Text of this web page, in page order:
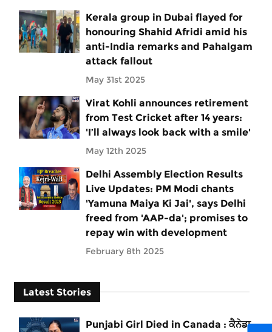
Kerala group in Dubai flayed for
honouring Shahid Afridi amid his
anti-India remarks and Pahalgam
attack fallout
May 31st 2025
Virat Kohli announces retirement
from Test Cricket after 14 years:
'I’ll always look back with a smile'
May 12th 2025
Delhi Assembly Election Results
Live Updates: PM Modi chants
'Yamuna Maiya Ki Jai', says Delhi
freed from 'AAP-da'; promises to
repay win with development
February 8th 2025
Latest Stories
Punjabi Girl Died in Canada : ਕੈਨੇਡਾ